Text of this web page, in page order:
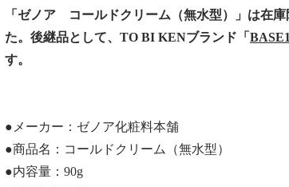
「ゼノア コールドクリーム（無水型）」は在
た。後継品として、TO BI KENブランド「
す。
●メーカー：ゼノア化粧料本舗
●商品名：コールドクリーム（無水型）
●内容量：90g